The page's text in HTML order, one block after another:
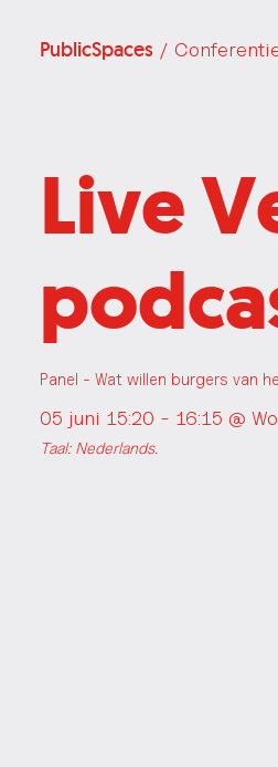
PublicSpaces /
Live
Panel - Wat willen burgers van
05 juni 15:20 - 16:15 @
Taal: Nederlands.